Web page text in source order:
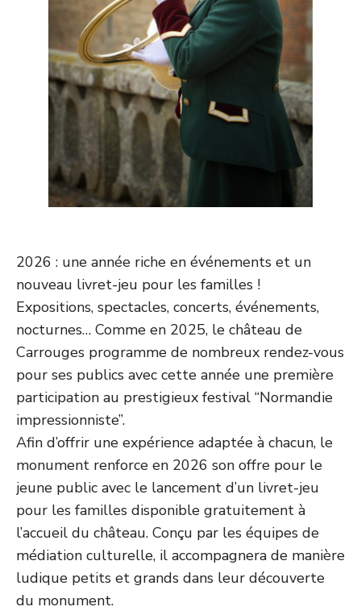
2026 : une année riche en événements et un
nouveau livret-jeu pour les familles !
Expositions, spectacles, concerts, événements,
nocturnes… Comme en 2025, le château de
Carrouges programme de nombreux rendez-vous
pour ses publics avec cette année une première
participation au prestigieux festival “Normandie
impressionniste”.
Afin d’offrir une expérience adaptée à chacun, le
monument renforce en 2026 son offre pour le
jeune public avec le lancement d’un livret-jeu
pour les familles disponible gratuitement à
l’accueil du château. Conçu par les équipes de
médiation culturelle, il accompagnera de manière
ludique petits et grands dans leur découverte
du monument.